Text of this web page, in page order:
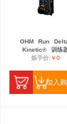
OHM Run
Kinetic®
训练
炼手价:￥0
加入